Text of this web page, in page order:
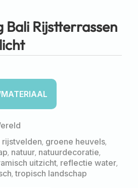
Bali Rijstterrassen
rijstvelden, groene heuvels,
, natuur, natuurdecoratie,
uitzicht, reflectie water,
,tropisch landschap